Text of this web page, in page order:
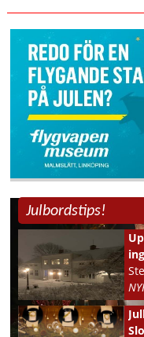
Julbordstips!